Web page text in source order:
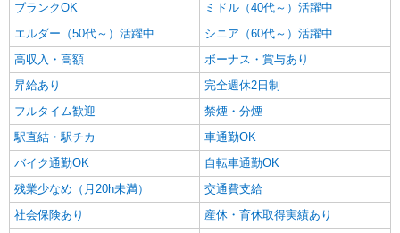
ブランクOK
ミドル（40代～）活躍中
エルダー（50代～）活躍中
シニア（60代～）活躍中
高収入・高額
ボーナス・賞与あり
昇給あり
完全週休2日制
フルタイム歓迎
禁煙・分煙
駅直結・駅チカ
車通勤OK
バイク通勤OK
自転車通勤OK
残業少なめ（月20h未満）
交通費支給
社会保険あり
産休・育休取得実績あり